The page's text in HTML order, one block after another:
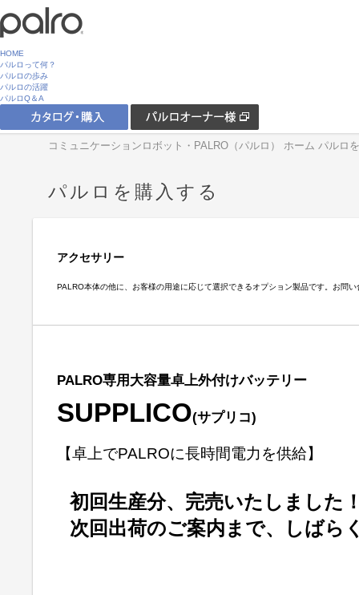
HOME
パルロって何？
パルロの歩み
パルロの活躍
パルロQ＆A
コミュニケーションロボット・PALRO（パルロ） ホーム パルロ
パルロを購入する
アクセサリー
PALRO本体の他に、お客様の用途に応じて選択できるオプション製品です。お問
PALRO専用大容量卓上外付けバッテリー
SUPPLICO(サプリコ)
【卓上でPALROに長時間電力を供給】
初回生産分、完売いたしました
次回出荷のご案内まで、しばら